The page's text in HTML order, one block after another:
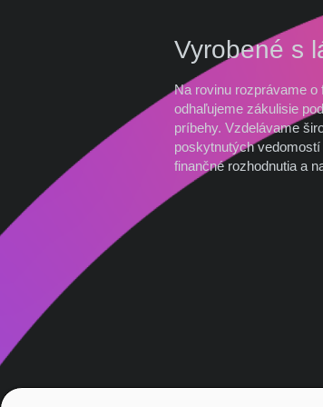
Vyrobené s
Na rovinu rozprávame o
odhaľujeme zákulisie
príbehy. Vzdelávame
poskytnutých
finančné rozhodnutia a